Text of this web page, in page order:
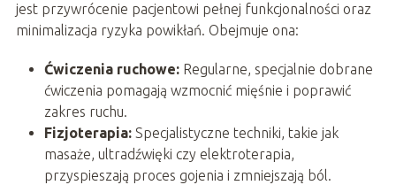
jest przywrócenie pacjentowi pełnej funkcjonalności oraz
minimalizacja ryzyka powikłań. Obejmuje ona:
Ćwiczenia ruchowe:Regularne, specjalnie dobrane
ćwiczenia pomagają wzmocnić mięśnie i poprawić
zakres ruchu.
Fizjoterapia:Specjalistyczne techniki, takie jak
masaże, ultradźwięki czy elektroterapia,
przyspieszają proces gojenia i zmniejszają ból.